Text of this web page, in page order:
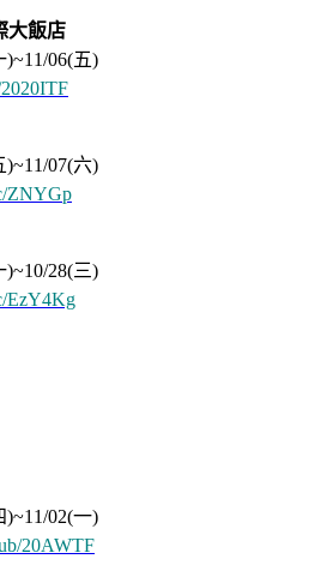
大飯店
)~11/06(五)⁣
)~11/07(六)
ZNYGp
)~10/28(三)
EzY4Kg
)~11/02(一)
20AWTF